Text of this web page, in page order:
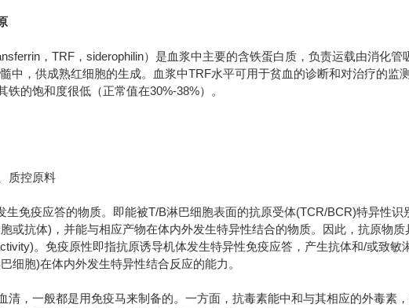
，TRF，siderophilin）是血浆中主要的含铁蛋白质，负责运载由消化
中，供成熟红细胞的生成。血浆中TRF水平可用于贫血的诊断和对治疗的监
铁的饱和度很低（正常值在30%-38%）。
质控原料
生免疫应答的物质。即能被T/B淋巴细胞表面的抗原受体(TCR/BCR)特异性
或抗体)，并能与相应产物在体内外发生特异性结合的物质。因此，抗原物
。免疫原性即指抗原诱导机体发生特异性免疫应答，产生抗体和/或致
细胞)在体内外发生特异性结合反应的能力。
清，一般都是用免疫马来制备的。一方面，抗毒素能中和与其相应的外毒素